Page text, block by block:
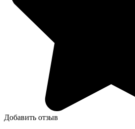
Добавить отзыв